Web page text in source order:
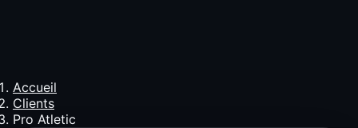
Accueil
Clients
Pro Atletic